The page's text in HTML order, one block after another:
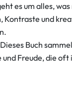
es um alles,
Kontraste und
Buch
Freude, die oft